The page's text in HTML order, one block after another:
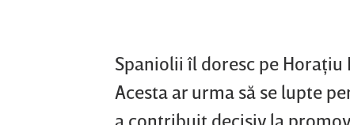
Spaniolii îl doresc pe
Acesta ar urma să se lupte
a contribuit decisiv la